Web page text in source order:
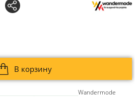
Wandermode
В корзину